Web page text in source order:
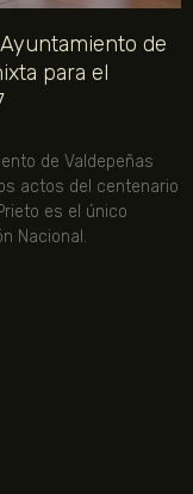
de
para el
de Valdepeñas
actos del centenario
es el único
Nacional.